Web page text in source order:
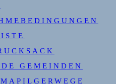
GEMEINDEN